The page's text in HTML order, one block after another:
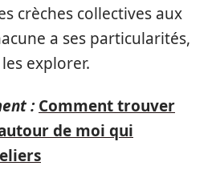
crèches collectives aux
a ses particularités,
explorer.
: Comment trouver
de moi qui